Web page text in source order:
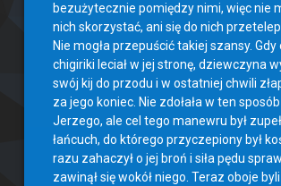
bezużytecznie pomiędzy nimi, więc nie
nich skorzystać, ani się do nich
Nie mogła przepuścić takiej szansy.
chigiriki leciał w jej stronę, dziewczyna
swój kij do przodu i w ostatniej chwili
za jego koniec. Nie zdołała w ten
Jerzego, ale cel tego manewru był
łańcuch, do którego przyczepiony był
razu zahaczył o jej broń i siła pędu
zawinął się wokół niego. Teraz oboje